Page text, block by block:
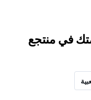
في منتجع